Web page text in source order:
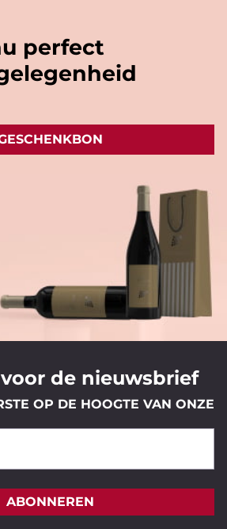
perfect
de nieuwsbrief
OP DE HOOGTE VAN ONZE
ABONNEREN